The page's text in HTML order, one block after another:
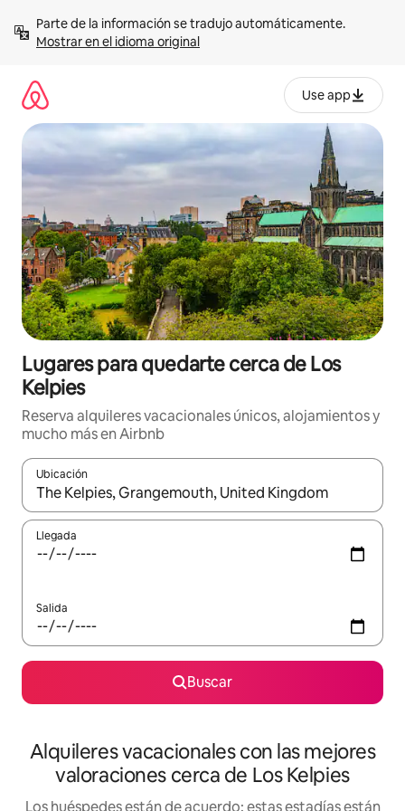
contenidoMostrar en el idioma original
Use app
Lugares para quedarte cerca de Los
Kelpies
Reserva alquileres vacacionales únicos, alojamientos y
mucho más en Airbnb
Ubicación
Cuando los resultados estén disponibles, navega con las
Llegada
Salida
Buscar
Alquileres vacacionales con las mejores
valoraciones cerca de Los Kelpies
Los huéspedes están de acuerdo: estas estadías están